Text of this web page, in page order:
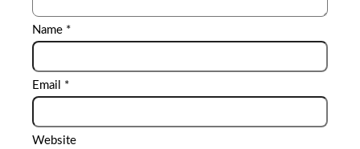
Name *
Email *
Website